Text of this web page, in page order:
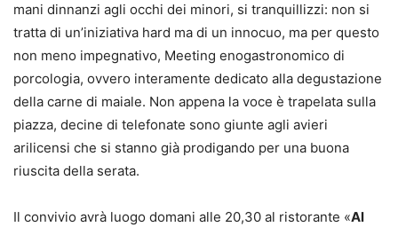
mani dinnanzi agli occhi dei minori, si tranquillizzi: non si
tratta di un’iniziativa hard ma di un innocuo, ma per questo
non meno impegnativo, Meeting enogastronomico di
porcologia, ovvero interamente dedicato alla degustazione
della carne di maiale. Non appena la voce è trapelata sulla
piazza, decine di telefonate sono giunte agli avieri
arilicensi che si stanno già prodigando per una buona
riuscita della serata.
Il convivio avrà luogo domani alle 20,30 al ristorante «Al